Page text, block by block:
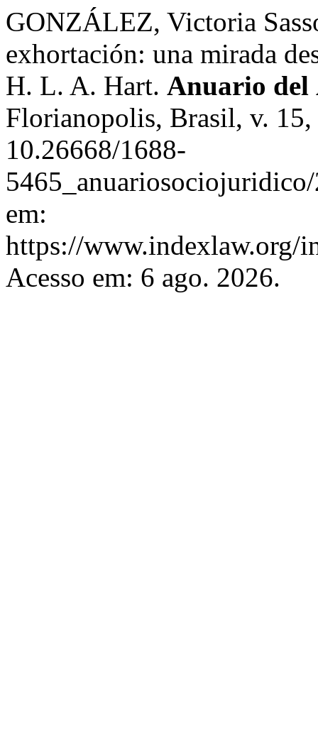
GONZÁLEZ, Victoria
exhortación: una mirada
H. L. A. Hart. Anuario del
Florianopolis, Brasil, v.
10.26668/1688-
em:
https://www.indexlaw.org/
Acesso em: 6 ago. 2026.